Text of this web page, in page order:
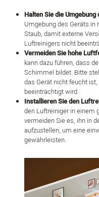
Halten Sie die
Umgebung des Geräts
Staub, damit externe
Luftreinigers nicht
Vermeiden Sie hohe
kann dazu führen, dass
Schimmel bildet. Bitte
das Gerät nicht feucht
beeinträchtigt wird.
Installieren Sie den
den Luftreiniger in einem
vermeiden Sie es, ihn in
aufzustellen, um eine
gewährleisten.